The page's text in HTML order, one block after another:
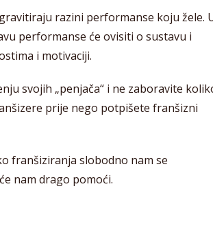
razini performanse koju žele.
performanse će ovisiti o sustavu i
i motivaciji.
svojih „penjača“ i ne zaboravite
prije nego potpišete franšizni
franšiziranja slobodno nam se
nam drago pomoći.